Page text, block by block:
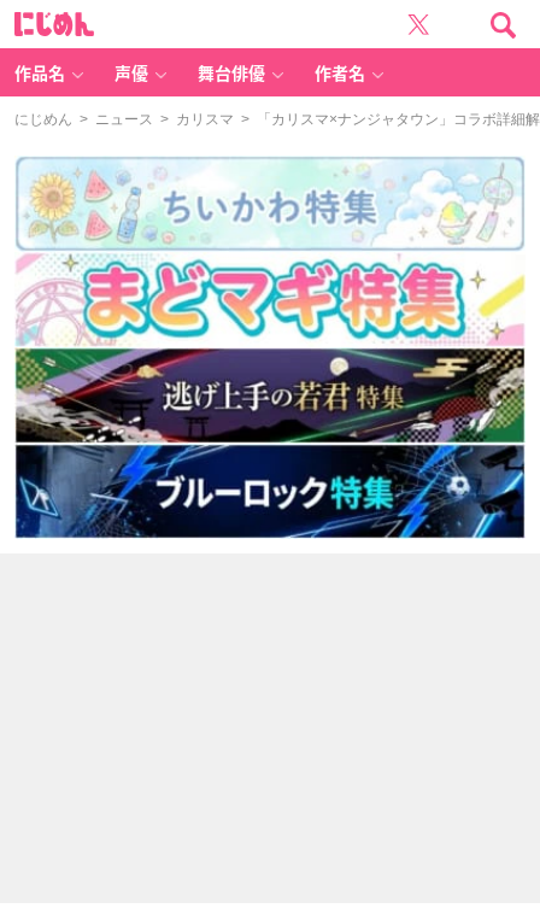
作品名 声優 舞台俳優 作者名
にじめん > ニュース > カリスマ > 「カリスマ×ナンジャタウン」コラボ詳細